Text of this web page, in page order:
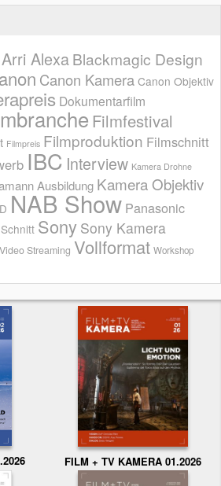
Arri AlexaBlackmagic Design
Canon Kamera Canon Objektiv
Dokumentarfilm
Filmfestival
Filmpreis Filmproduktion Filmschnitt
IBC Interview Kamera Drohne
Ausbildung Kamera Objektiv
NAB Show Panasonic
Schnitt Sony Sony Kamera
Video Streaming Vollformat Workshop
FILM + TV KAMERA 01.2026